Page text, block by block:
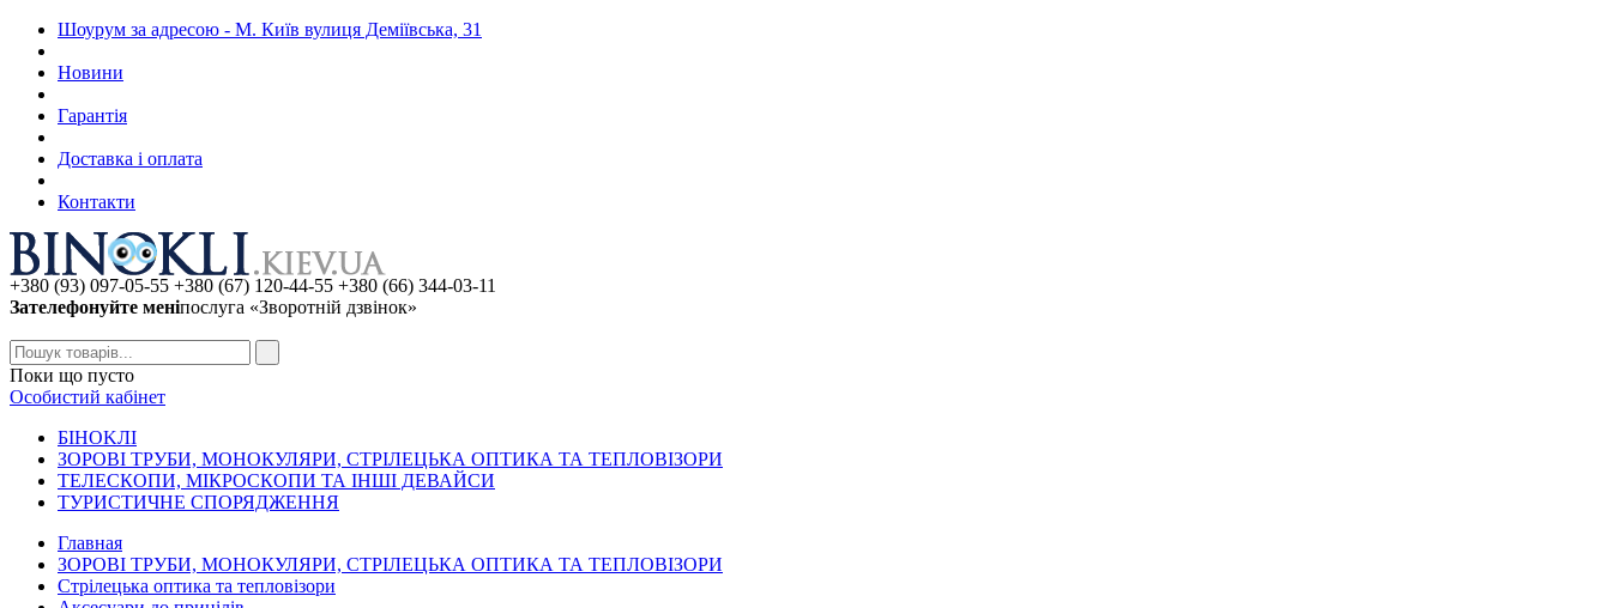
Шоурум за адресою - М. Київ вулиця Деміївська, 31
Новини
Гарантія
Доставка і оплата
Контакти
+380 (93) 097-05-55 +380 (67) 120-44-55 +380 (66) 344-03-11
Зателефонуйте меніпослуга «Зворотній дзвінок»
Поки що пусто
Особистий кабінет
БIHOKЛI
ЗОРОВІ ТРУБИ, МОНОКУЛЯРИ, СТРІЛЕЦЬКА ОПТИКА ТА ТЕПЛОВІЗОРИ
ТЕЛЕСКОПИ, МІКРОСКОПИ ТА ІНШІ ДЕВАЙСИ
ТУРИСТИЧНЕ СПОРЯДЖЕННЯ
Главная
ЗОРОВІ ТРУБИ, МОНОКУЛЯРИ, СТРІЛЕЦЬКА ОПТИКА ТА ТЕПЛОВІЗОРИ
Стрілецька оптика та тепловізори